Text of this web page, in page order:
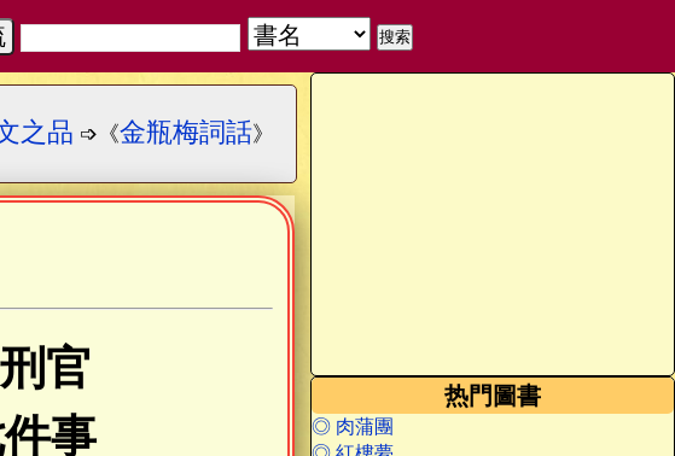
热門圖書
◎ 肉蒲團
之品 ➩《金瓶梅詞話》
官
事